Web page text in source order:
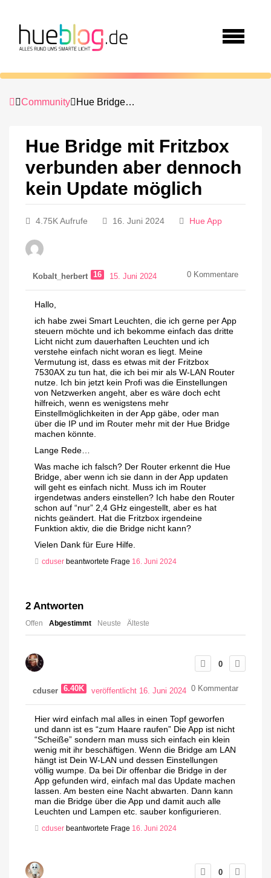
Community Hue Bridge mit Fritzbox verbunden aber dennoch kein Update möglich
Hue Bridge mit Fritzbox
verbunden aber dennoch
kein Update möglich
4.75K Aufrufe 16. Juni 2024 Hue App
Kobalt_herbert 16 15. Juni 2024 0 Kommentare
Hallo,
ich habe zwei Smart Leuchten, die ich gerne per App
steuern möchte und ich bekomme einfach das dritte
Licht nicht zum dauerhaften Leuchten und ich
verstehe einfach nicht woran es liegt. Meine
Vermutung ist, dass es etwas mit der Fritzbox
7530AX zu tun hat, die ich bei mir als W-LAN Router
nutze. Ich bin jetzt kein Profi was die Einstellungen
von Netzwerken angeht, aber es wäre doch echt
hilfreich, wenn es wenigstens mehr
Einstellmöglichkeiten in der App gäbe, oder man
über die IP und im Router mehr mit der Hue Bridge
machen könnte.
Lange Rede…
Was mache ich falsch? Der Router erkennt die Hue
Bridge, aber wenn ich sie dann in der App updaten
will geht es einfach nicht. Muss ich im Router
irgendetwas anders einstellen? Ich habe den Router
schon auf “nur” 2,4 GHz eingestellt, aber es hat
nichts geändert. Hat die Fritzbox irgendeine
Funktion aktiv, die die Bridge nicht kann?
Vielen Dank für Eure Hilfe.
cduser beantwortete Frage 16. Juni 2024
2 Antworten
Offen Abgestimmt Neuste Älteste
0
cduser 6.40K veröffentlicht 16. Juni 2024 0 Kommentar
Hier wird einfach mal alles in einen Topf geworfen
und dann ist es “zum Haare raufen” Die App ist nicht
“Scheiße” sondern man muss sich einfach ein klein
wenig mit ihr beschäftigen. Wenn die Bridge am LAN
hängt ist Dein W-LAN und dessen Einstellungen
völlig wumpe. Da bei Dir offenbar die Bridge in der
App gefunden wird, einfach mal das Update machen
lassen. Am besten eine Nacht abwarten. Dann kann
man die Bridge über die App und damit auch alle
Leuchten und Lampen etc. sauber konfigurieren.
cduser beantwortete Frage 16. Juni 2024
0